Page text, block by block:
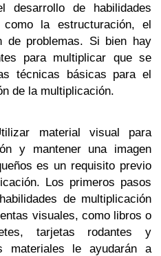
desarrollo de habilidades
la estructuración, el
de problemas. Si bien hay
para multiplicar que se
técnicas básicas para el
de la multiplicación.
material visual para
y mantener una imagen
es un requisito previo
Los primeros pasos
de multiplicación
visuales, como libros o
tarjetas rodantes y
materiales le ayudarán a